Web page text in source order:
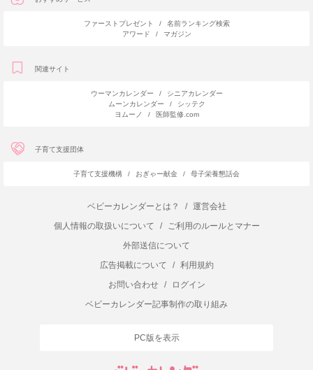
ファーストプレゼント /
名前ランキング検索
アワード
/ マガジン
関連サイト
ウーマンカレンダー /
シニアカレンダー
ムーンカレンダー
/
シッテク
ヨムーノ
/ 医師監修.com
子育て支援団体
子育て支援機構 / おぎゃー献金 / 母子栄養懇話会
ベビーカレンダーとは？ /
運営会社
個人情報の取扱いについて
/
ご利用のルールとマナー
外部送信について
広告掲載について
/
利用規約
お問い合わせ
/
ログイン
ベビーカレンダー記事制作の取り組み
PC版を表示